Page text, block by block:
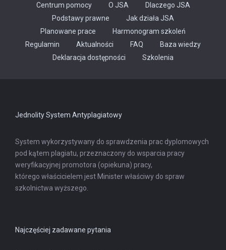
Centrum pomocy O JSA
Dlaczego JSA
Podstawy prawne
Jak działa JSA
Planowane prace
Harmonogram szkoleń
Regulamin
Aktualności FAQ
Baza wiedzy
Deklaracja dostępności
Szkolenia
Jednolity System Antyplagiatowy
System wykorzystywany do sprawdzenia prac dyplomowych
pod kątem plagiatu, przeznaczony do wsparcia pracy
weryfikacyjnej promotora (opiekuna) pracy,
którego właścicielem jest Minister właściwy do spraw
szkolnictwa wyższego.
Najczęściej zadawane pytania